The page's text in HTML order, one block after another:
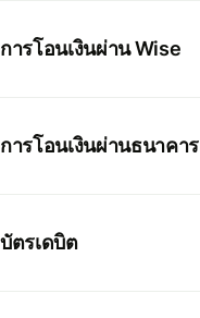
การโอนเงินผ่าน Wise
การโอนเงินผ่านธนาคาร
บัตรเดบิต